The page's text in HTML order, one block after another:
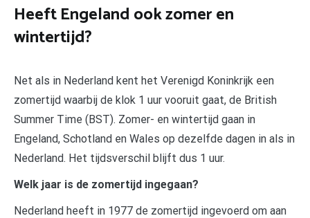
Heeft Engeland ook zomer en
wintertijd?
Net als in Nederland kent het Verenigd Koninkrijk een
zomertijd waarbij de klok 1 uur vooruit gaat, de British
Summer Time (BST). Zomer- en wintertijd gaan in
Engeland, Schotland en Wales op dezelfde dagen in als in
Nederland. Het tijdsverschil blijft dus 1 uur.
Welk jaar is de zomertijd ingegaan?
Nederland heeft in 1977 de zomertijd ingevoerd om aan